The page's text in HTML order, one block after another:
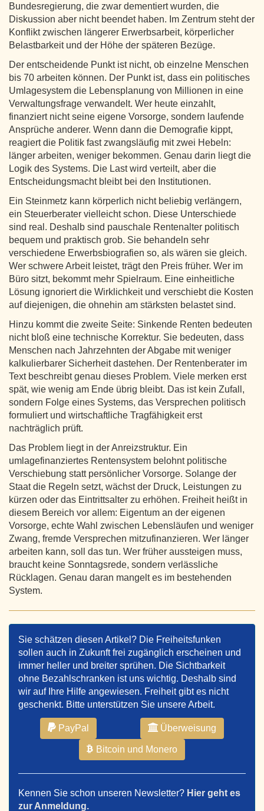
Bundesregierung, die zwar dementiert wurden, die
Diskussion aber nicht beendet haben. Im Zentrum steht der
Konflikt zwischen längerer Erwerbsarbeit, körperlicher
Belastbarkeit und der Höhe der späteren Bezüge.
Der entscheidende Punkt ist nicht, ob einzelne Menschen
bis 70 arbeiten können. Der Punkt ist, dass ein politisches
Umlagesystem die Lebensplanung von Millionen in eine
Verwaltungsfrage verwandelt. Wer heute einzahlt,
finanziert nicht seine eigene Vorsorge, sondern laufende
Ansprüche anderer. Wenn dann die Demografie kippt,
reagiert die Politik fast zwangsläufig mit zwei Hebeln:
länger arbeiten, weniger bekommen. Genau darin liegt die
Logik des Systems. Die Last wird verteilt, aber die
Entscheidungsmacht bleibt bei den Institutionen.
Ein Steinmetz kann körperlich nicht beliebig verlängern,
ein Steuerberater vielleicht schon. Diese Unterschiede
sind real. Deshalb sind pauschale Rentenalter politisch
bequem und praktisch grob. Sie behandeln sehr
verschiedene Erwerbsbiografien so, als wären sie gleich.
Wer schwere Arbeit leistet, trägt den Preis früher. Wer im
Büro sitzt, bekommt mehr Spielraum. Eine einheitliche
Lösung ignoriert die Wirklichkeit und verschiebt die Kosten
auf diejenigen, die ohnehin am stärksten belastet sind.
Hinzu kommt die zweite Seite: Sinkende Renten bedeuten
nicht bloß eine technische Korrektur. Sie bedeuten, dass
Menschen nach Jahrzehnten der Abgabe mit weniger
kalkulierbarer Sicherheit dastehen. Der Rentenberater im
Text beschreibt genau dieses Problem. Viele merken erst
spät, wie wenig am Ende übrig bleibt. Das ist kein Zufall,
sondern Folge eines Systems, das Versprechen politisch
formuliert und wirtschaftliche Tragfähigkeit erst
nachträglich prüft.
Das Problem liegt in der Anreizstruktur. Ein
umlagefinanziertes Rentensystem belohnt politische
Verschiebung statt persönlicher Vorsorge. Solange der
Staat die Regeln setzt, wächst der Druck, Leistungen zu
kürzen oder das Eintrittsalter zu erhöhen. Freiheit heißt in
diesem Bereich vor allem: Eigentum an der eigenen
Vorsorge, echte Wahl zwischen Lebensläufen und weniger
Zwang, fremde Versprechen mitzufinanzieren. Wer länger
arbeiten kann, soll das tun. Wer früher aussteigen muss,
braucht keine Sonntagsrede, sondern verlässliche
Rücklagen. Genau daran mangelt es im bestehenden
System.
Sie schätzen diesen Artikel? Die Freiheitsfunken
sollen auch in Zukunft frei zugänglich erscheinen und
immer heller und breiter sprühen. Die Sichtbarkeit
ohne Bezahlschranken ist uns wichtig. Deshalb sind
wir auf Ihre Hilfe angewiesen. Freiheit gibt es nicht
geschenkt. Bitte unterstützen Sie unsere Arbeit.
PayPal Überweisung
Bitcoin und Monero
Kennen Sie schon unseren Newsletter? Hier geht es
zur Anmeldung.